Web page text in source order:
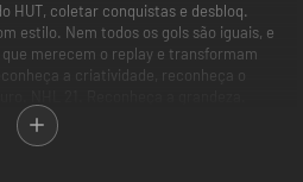
HUT, coletar conquistas e desbloq.
estilo. Nem todos os gols são iguais, e
merecem o replay e transformam
a criatividade, reconheça o
de moeda virtual dentro do jogo, que
seleção aleatória de itens virtuais do